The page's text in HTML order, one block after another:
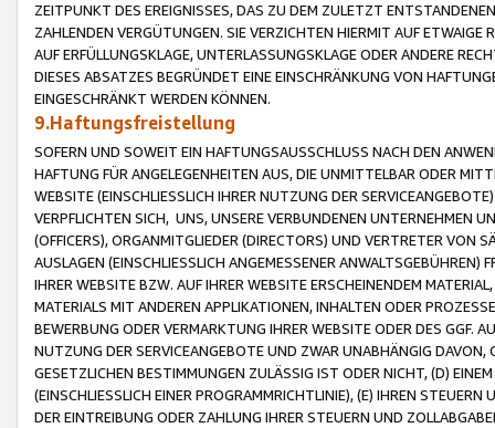
ZEITPUNKT DES EREIGNISSES, DAS ZU DEM ZULETZT
ZAHLENDEN VERGÜTUNGEN. SIE VERZICHTEN HIERMIT AUF
AUF ERFÜLLUNGSKLAGE, UNTERLASSUNGSKLAGE ODER ANDERE
DIESES ABSATZES BEGRÜNDET EINE EINSCHRÄNKUNG VON
EINGESCHRÄNKT WERDEN KÖNNEN.
9.Haftungsfreistellung
SOFERN UND SOWEIT EIN HAFTUNGSAUSSCHLUSS NACH DEN
HAFTUNG FÜR ANGELEGENHEITEN AUS, DIE UNMITTELBAR ODER
WEBSITE (EINSCHLIESSLICH IHRER NUTZUNG DER
VERPFLICHTEN SICH, UNS, UNSERE VERBUNDENEN UNTERNEHMEN
(OFFICERS), ORGANMITGLIEDER (DIRECTORS) UND VERTRETER VON
AUSLAGEN (EINSCHLIESSLICH ANGEMESSENER
IHRER WEBSITE BZW. AUF IHRER WEBSITE ERSCHEINENDEM
MATERIALS MIT ANDEREN APPLIKATIONEN, INHALTEN ODER
BEWERBUNG ODER VERMARKTUNG IHRER WEBSITE ODER DES GGF.
NUTZUNG DER SERVICEANGEBOTE UND ZWAR UNABHÄNGIG
GESETZLICHEN BESTIMMUNGEN ZULÄSSIG IST ODER NICHT, (D)
(EINSCHLIESSLICH EINER PROGRAMMRICHTLINIE), (E) IHREN
DER EINTREIBUNG ODER ZAHLUNG IHRER STEUERN UND